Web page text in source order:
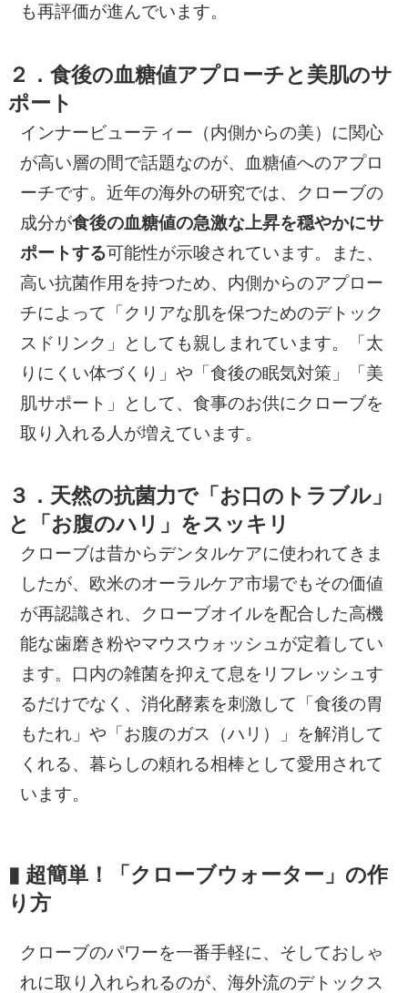
も再評価が進んでいます。
２．食後の血糖値アプローチと美肌のサ
ポート
インナービューティー（内側からの美）に関心
が高い層の間で話題なのが、血糖値へのアプロ
ーチです。近年の海外の研究では、クローブの
成分が食後の血糖値の急激な上昇を穏やかにサ
ポートする可能性が示唆されています。また、
高い抗菌作用を持つため、内側からのアプロー
チによって「クリアな肌を保つためのデトック
スドリンク」としても親しまれています。「太
りにくい体づくり」や「食後の眠気対策」「美
肌サポート」として、食事のお供にクローブを
取り入れる人が増えています。
３．天然の抗菌力で「お口のトラブル」
と「お腹のハリ」をスッキリ
クローブは昔からデンタルケアに使われてきま
したが、欧米のオーラルケア市場でもその価値
が再認識され、クローブオイルを配合した高機
能な歯磨き粉やマウスウォッシュが定着してい
ます。口内の雑菌を抑えて息をリフレッシュす
るだけでなく、消化酵素を刺激して「食後の胃
もたれ」や「お腹のガス（ハリ）」を解消して
くれる、暮らしの頼れる相棒として愛用されて
います。
▮ 超簡単！「クローブウォーター」の作
り方
クローブのパワーを一番手軽に、そしておしゃ
れに取り入れられるのが、海外流のデトックス